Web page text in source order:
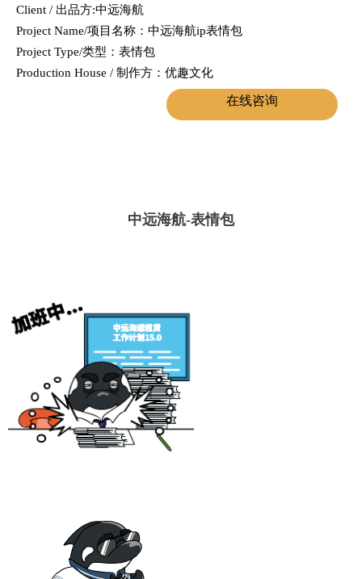
Client / 出品方:中远海航
Project Name/项目名称：中远海航ip表情包
Project Type/类型：表情包
Production House / 制作方：优趣文化
在线咨询
中远海航-表情包